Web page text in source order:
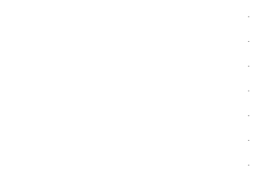
.
.
.
.
.
.
.